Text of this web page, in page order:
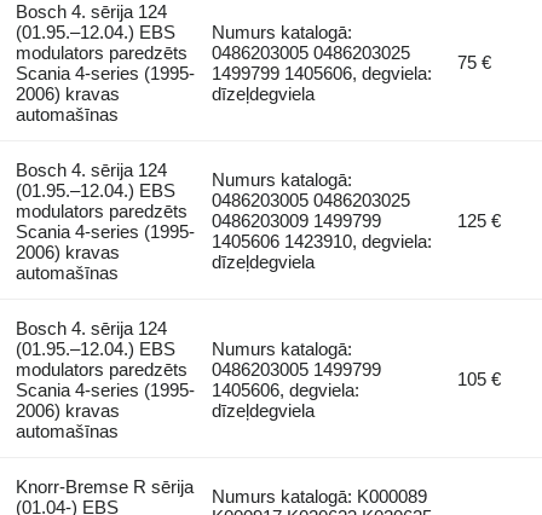
Bosch 4. sērija 124
(01.95.–12.04.) EBS
modulators paredzēts
Scania 4-series (1995-
2006) kravas
automašīnas
Numurs katalogā:
0486203005 0486203025
1499799 1405606, degviela:
dīzeļdegviela
75 €
Bosch 4. sērija 124
(01.95.–12.04.) EBS
modulators paredzēts
Scania 4-series (1995-
2006) kravas
automašīnas
Numurs katalogā:
0486203005 0486203025
0486203009 1499799
1405606 1423910, degviela:
dīzeļdegviela
125 €
Bosch 4. sērija 124
(01.95.–12.04.) EBS
modulators paredzēts
Scania 4-series (1995-
2006) kravas
automašīnas
Numurs katalogā:
0486203005 1499799
1405606, degviela:
dīzeļdegviela
105 €
Knorr-Bremse R sērija
(01.04-) EBS
Numurs katalogā: K000089